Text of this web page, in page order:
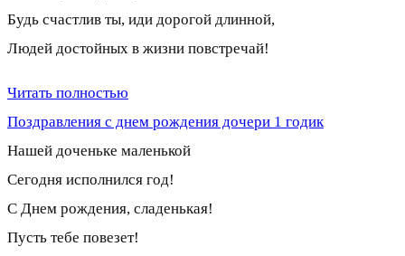
Будь счастлив ты, иди дорогой длинной,
Людей достойных в жизни повстречай!
Читать полностью
Поздравления с днем рождения дочери 1 годик
Нашей доченьке маленькой
Сегодня исполнился год!
С Днем рождения, сладенькая!
Пусть тебе повезет!